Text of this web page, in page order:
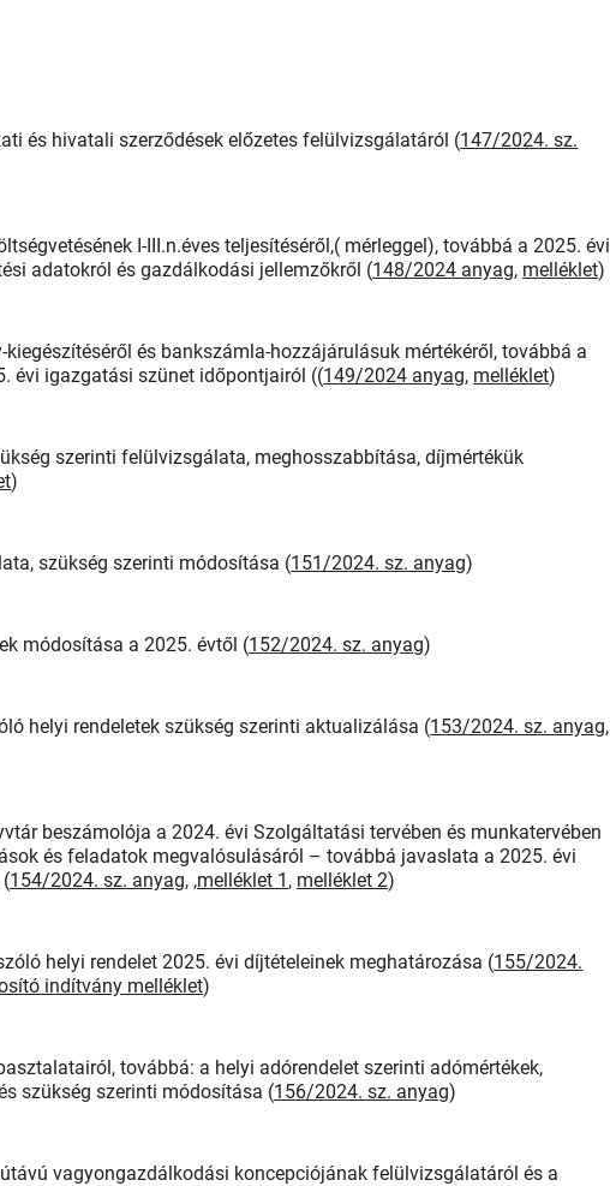
és hivatali szerződések előzetes felülvizsgálatáról (147/2024. sz.
I-III.n.éves teljesítéséről,( mérleggel), továbbá a 2025. évi
adatokról és gazdálkodási jellemzőkről (148/2024 anyag, melléklet)
és bankszámla-hozzájárulásuk mértékéről, továbbá a
évi igazgatási szünet időpontjairól ((149/2024 anyag, melléklet)
szerinti felülvizsgálata, meghosszabbítása, díjmértékük
)
szükség szerinti módosítása (151/2024. sz. anyag)
módosítása a 2025. évtől (152/2024. sz. anyag)
helyi rendeletek szükség szerinti aktualizálása (153/2024. sz. anyag,
beszámolója a 2024. évi Szolgáltatási tervében és munkatervében
és feladatok megvalósulásáról – továbbá javaslata a 2025. évi
154/2024. sz. anyag, ,melléklet 1 , melléklet 2)
helyi rendelet 2025. évi díjtételeinek meghatározása (155/2024.
indítvány melléklet)
továbbá: a helyi adórendelet szerinti adómértékek,
szükség szerinti módosítása (156/2024. sz. anyag)
vagyongazdálkodási koncepciójának felülvizsgálatáról és a